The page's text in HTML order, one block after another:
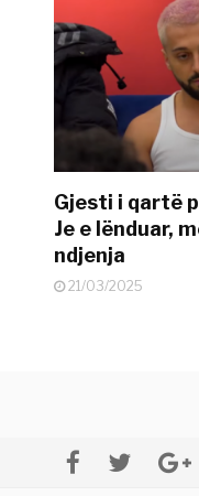
Gjesti i qartë
Je e lënduar,
ndjenja
21/03/2025